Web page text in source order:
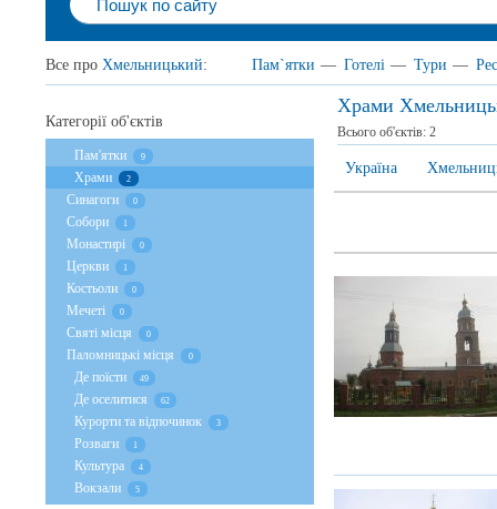
Все про Хмельницький: Пам`ятки — Готелі — Тури —
Храми
Всього об'єктів: 2
Україна
Категорії об'єктів
Пам'ятки 9
Храми 2
Cинагоги 0
Собори 1
Монастирі 0
Церкви 1
Костьоли 0
Мечеті 0
Святі місця 0
Паломницькі місця 0
Де поїсти 49
Де оселитися 62
Курорти та відпочинок 3
Розваги 1
Культура 4
Вокзали 5